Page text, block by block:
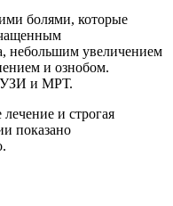
болями, которые
небольшим увеличением
и ознобом.
УЗИ и МРТ.
и строгая
показано